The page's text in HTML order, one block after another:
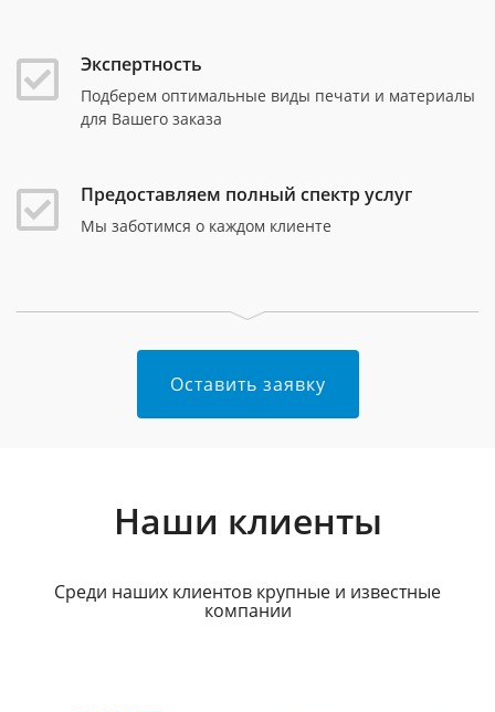
Экспертность
Подберем оптимальные виды печати и материалы
для Вашего заказа
Предоставляем полный спектр услуг
Мы заботимся о каждом клиенте
Оставить заявку
Наши клиенты
Среди наших клиентов крупные и известные
компании